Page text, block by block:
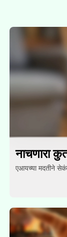
नाचणारा
एआयच्या मदतीने